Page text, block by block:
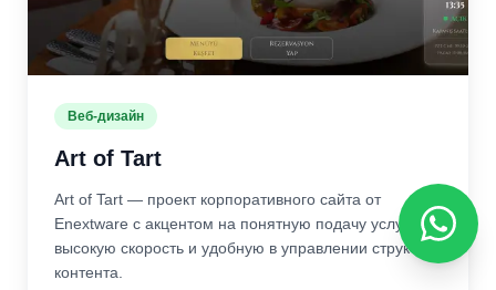
Веб-дизайн
Art of Tart
Art of Tart — проект корпоративного сайта от
Enextware с акцентом на понятную подачу услуг,
высокую скорость и удобную в управлении структуру
контента.